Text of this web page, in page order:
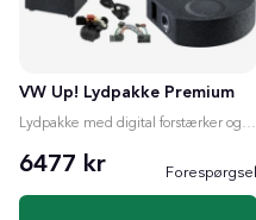
VW Up! Lydpakke Premium
Lydpakke med digital forstærker og valgfri subwoofer
6477 kr Forespørgsel